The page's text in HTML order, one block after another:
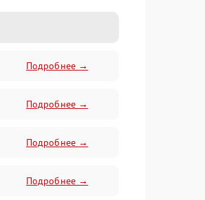
Подробнее →
Подробнее →
Подробнее →
Подробнее →